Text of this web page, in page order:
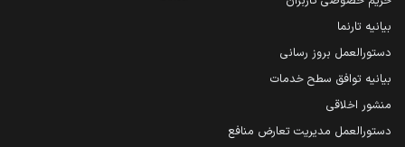
بیانیه تارنما
دستورالعمل بروز رسانی
بیانیه توافق سطح خدمات
منشور اخلاقی
دستورالعمل مدیریت تعارض منافع